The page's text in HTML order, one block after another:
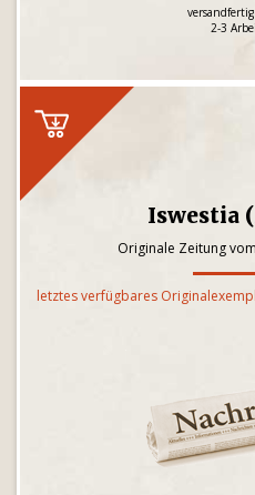
2-3
Iswestia
Originale Zeitung
letztes verfügbares